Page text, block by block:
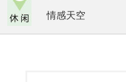
情感天空